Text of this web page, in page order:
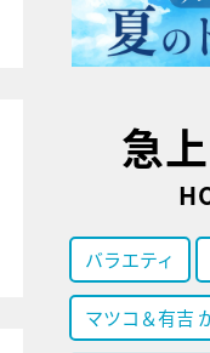
急
バラエティ
マツコ＆有吉